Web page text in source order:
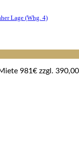
Lage (whg. 4)
981€ zzgl.